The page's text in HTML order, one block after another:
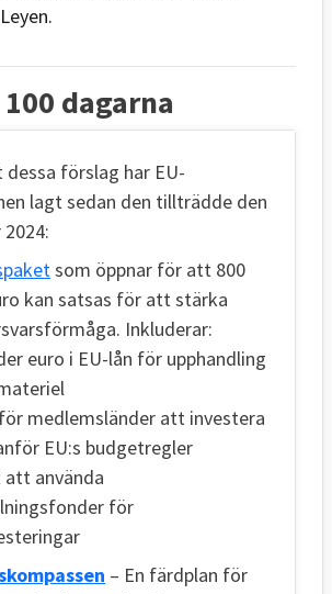
dagarna
dessa förslag har EU-
lagt sedan den tillträdde den
som öppnar för att 800
kan satsas för att stärka
Inkluderar:
euro i EU-lån för upphandling
medlemsländer att investera
EU:s budgetregler
använda
för
– En färdplan för